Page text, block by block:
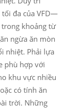
đa của VFD—
khoảng từ
ngừa ăn mòn
nhiệt. Phải lựa
phù hợp với
khu vực nhiều
có tính ăn
trời. Những